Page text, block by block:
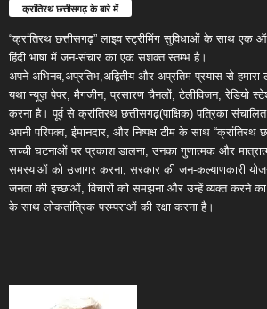
क्रांतिरथ छत्तीसगढ़ के बारे में
“क्रांतिरथ छत्तीसगढ़” लाइव स्ट्रीमिंग सुविधाओं के साथ एक
हिंदी भाषा में जन-संचार का एक सशक्त स्तम्भ है।
अपने अभिनव,अप्रतिभ,अद्वितीय और अप्रतिम प्रयास से हमारा
यथा न्यूज़ पेपर, मैगजीन, प्रसारण चैनलों, टेलीविजन, रेडियो
करना है। पूर्व से क्रांतिरथ छत्तीसगढ़(पाक्षिक) पत्रिका
अपनी परिपक्व, ईमानदार, और निष्पक्ष टीम के साथ “क्रांतिरथ
सच्ची घटनाओं पर प्रकाश डालना, उनका गुणात्मक और
समस्याओं को उजागर करना, सरकार की जन-कल्याणकारी
जनता की इच्छाओं, विचारों को समझना और उन्हें व्यक्त करने
के साथ लोकतांत्रिक परम्पराओं की रक्षा करना है।